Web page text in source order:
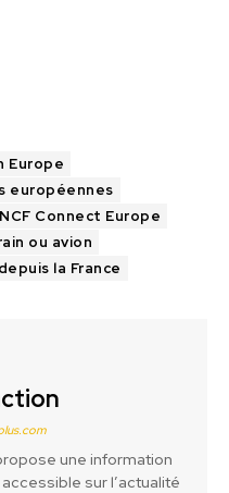
Europe
européennes
Connect Europe
ou avion
la France
une information
sur l’actualité